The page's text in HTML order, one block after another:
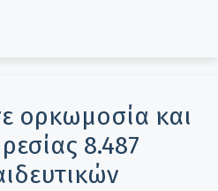
ορκωμοσία και
8.487